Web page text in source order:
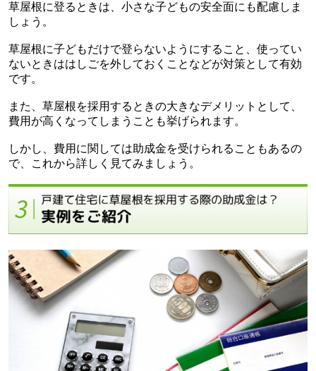
草屋根に登るときは、小さな子どもの安全面にも配慮しま
しょう。
草屋根に子どもだけで登らないようにすること、使ってい
ないときははしごを外しておくことなどが対策として有効
です。
また、草屋根を採用するときの大きなデメリットとして、
費用が高くなってしまうことも挙げられます。
しかし、費用に関しては助成金を受けられることもあるの
で、これから詳しく見てみましょう。